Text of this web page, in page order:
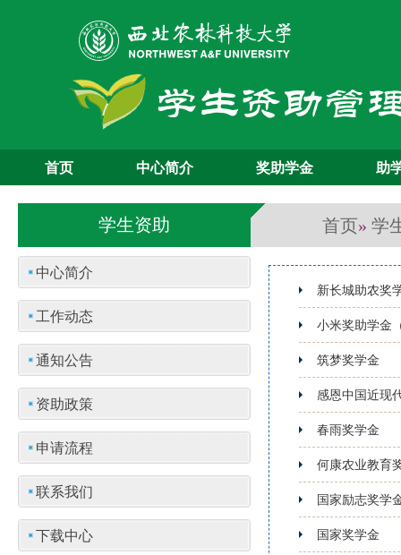
首页 中心简介 奖助学金 助
学生资助 首页» 学
中心简介
工作动态
通知公告
资助政策
申请流程
联系我们
下载中心
新长城助农奖
小米奖助学金
筑梦奖学金
感恩中国近现
春雨奖学金
何康农业教育
国家励志奖学
国家奖学金